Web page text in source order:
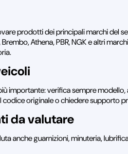
prodotti dei principali marchi del
Athena, PBR, NGK e altri
importante: verifica sempre
originale o chiedere supporto
da valutare
anche guarnizioni, minuteria,